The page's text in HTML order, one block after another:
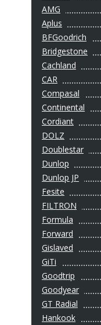
AMG
Aplus
BFGoodrich
Bridgestone
Cachland
CAR
Compasal
Continental
Cordiant
DOLZ
Doublestar
Dunlop
Dunlop JP
Fesite
FILTRON
Formula
Forward
Gislaved
GiTi
Goodtrip
Goodyear
GT Radial
Hankook